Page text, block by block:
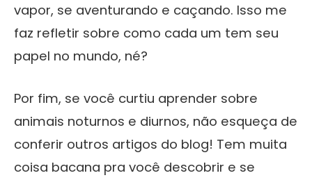
vapor, se aventurando e caçando. Isso me
faz refletir sobre como cada um tem seu
papel no mundo, né?
Por fim, se você curtiu aprender sobre
animais noturnos e diurnos, não esqueça de
conferir outros artigos do blog! Tem muita
coisa bacana pra você descobrir e se